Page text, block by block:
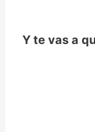
Y te vas a